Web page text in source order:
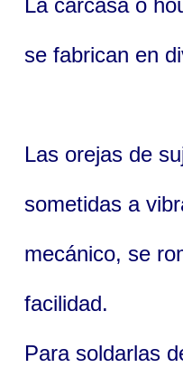
La carcasa o
se fabrican en
Las orejas de
sometidas a
mecánico, se
facilidad.
Para soldarlas